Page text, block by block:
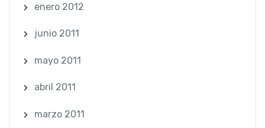
enero 2012
junio 2011
mayo 2011
abril 2011
marzo 2011